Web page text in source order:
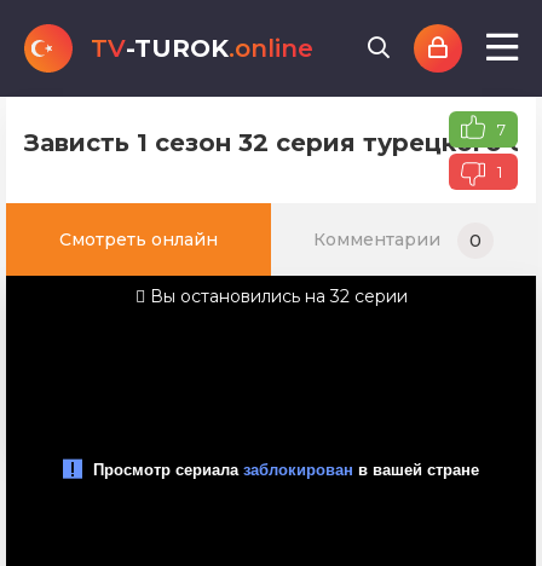
TV-TUROK.online
Зависть 1 сезон 32 серия турецкого
7
1
Смотреть онлайн Комментарии 0
Вы остановились на 32 серии